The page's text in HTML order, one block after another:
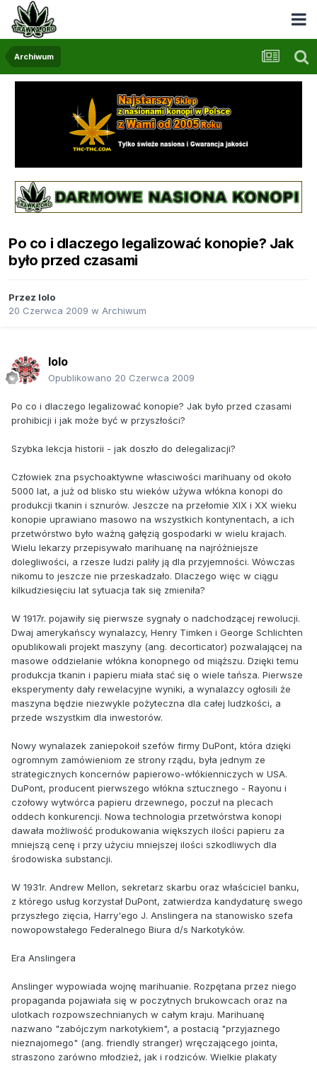
Archiwum
Po co i dlaczego legalizować konopie? Jak
było przed czasami
Przez lolo
20 Czerwca 2009 w Archiwum
lolo
Opublikowano 20 Czerwca 2009
Po co i dlaczego legalizować konopie? Jak było przed czasami
prohibicji i jak może być w przyszłości?
Szybka lekcja historii - jak doszło do delegalizacji?
Człowiek zna psychoaktywne własciwości marihuany od około
5000 lat, a już od blisko stu wieków używa włókna konopi do
produkcji tkanin i sznurów. Jeszcze na przełomie XIX i XX wieku
konopie uprawiano masowo na wszystkich kontynentach, a ich
przetwórstwo było ważną gałęzią gospodarki w wielu krajach.
Wielu lekarzy przepisywało marihuanę na najróżniejsze
dolegliwości, a rzesze ludzi paliły ją dla przyjemności. Wówczas
nikomu to jeszcze nie przeskadzało. Dlaczego więc w ciągu
kilkudziesięciu lat sytuacja tak się zmieniła?
W 1917r. pojawiły się pierwsze sygnały o nadchodzącej rewolucji.
Dwaj amerykańscy wynalazcy, Henry Timken i George Schlichten
opublikowali projekt maszyny (ang. decorticator) pozwalającej na
masowe oddzielanie włókna konopnego od miąższu. Dzięki temu
produkcja tkanin i papieru miała stać się o wiele tańsza. Pierwsze
eksperymenty dały rewelacyjne wyniki, a wynalazcy ogłosili że
maszyna będzie niezwykle pożyteczna dla całej ludzkości, a
przede wszystkim dla inwestorów.
Nowy wynalazek zaniepokoił szefów firmy DuPont, która dzięki
ogromnym zamówieniom ze strony rządu, była jednym ze
strategicznych koncernów papierowo-włókienniczych w USA.
DuPont, producent pierwszego włókna sztucznego - Rayonu i
czołowy wytwórca papieru drzewnego, poczuł na plecach
oddech konkurencji. Nowa technologia przetwórstwa konopi
dawała możliwość produkowania większych ilości papieru za
mniejszą cenę i przy użyciu mniejszej ilości szkodliwych dla
środowiska substancji.
W 1931r. Andrew Mellon, sekretarz skarbu oraz właściciel banku,
z którego usług korzystał DuPont, zatwierdza kandydaturę swego
przyszłego zięcia, Harry'ego J. Anslingera na stanowisko szefa
nowopowstałego Federalnego Biura d/s Narkotyków.
Era Anslingera
Anslinger wypowiada wojnę marihuanie. Rozpętana przez niego
propaganda pojawiała się w poczytnych brukowcach oraz na
ulotkach rozpowszechnianych w całym kraju. Marihuanę
nazwano "zabójczym narkotykiem", a postacią "przyjaznego
nieznajomego" (ang. friendly stranger) wręczającego jointa,
straszono zarówno młodzież, jak i rodziców. Wielkie plakaty